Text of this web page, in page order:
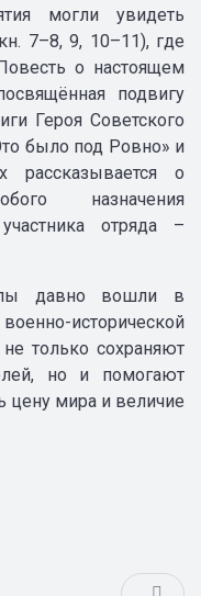
могли увидеть
7–8, 9, 10–11), где
о настоящем
подвигу
Героя Советского
было под Ровно» и
о
назначения
отряда –
давно вошли в
исторической
только сохраняют
но и помогают
цену мира и величие